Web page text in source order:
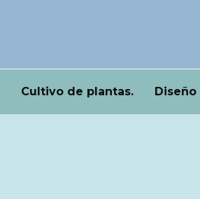
Cultivo de plantas. Diseño